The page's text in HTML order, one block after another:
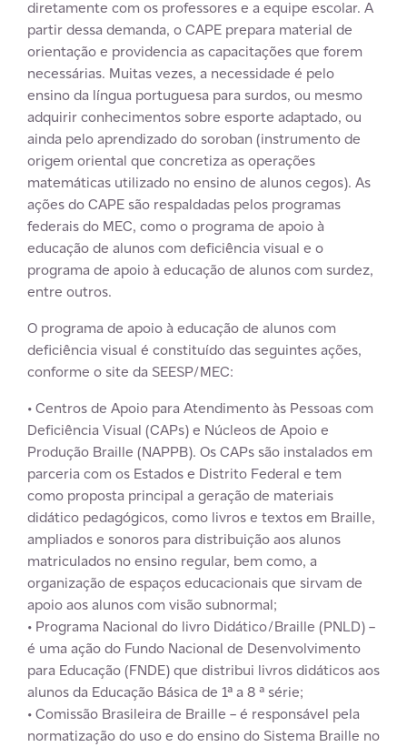
diretamente com os professores e a equipe escolar. A
partir dessa demanda, o CAPE prepara material de
orientação e providencia as capacitações que forem
necessárias. Muitas vezes, a necessidade é pelo
ensino da língua portuguesa para surdos, ou mesmo
adquirir conhecimentos sobre esporte adaptado, ou
ainda pelo aprendizado do soroban (instrumento de
origem oriental que concretiza as operações
matemáticas utilizado no ensino de alunos cegos). As
ações do CAPE são respaldadas pelos programas
federais do MEC, como o programa de apoio à
educação de alunos com deficiência visual e o
programa de apoio à educação de alunos com surdez,
entre outros.
O programa de apoio à educação de alunos com
deficiência visual é constituído das seguintes ações,
conforme o site da SEESP/MEC:
•Centros de Apoio para Atendimento às Pessoas com
Deficiência Visual (CAPs) e Núcleos de Apoio e
Produção Braille (NAPPB). Os CAPs são instalados em
parceria com os Estados e Distrito Federal e tem
como proposta principal a geração de materiais
didático pedagógicos, como livros e textos em Braille,
ampliados e sonoros para distribuição aos alunos
matriculados no ensino regular, bem como, a
organização de espaços educacionais que sirvam de
apoio aos alunos com visão subnormal;
• Programa Nacional do livro Didático/Braille (PNLD) –
é uma ação do Fundo Nacional de Desenvolvimento
para Educação (FNDE) que distribui livros didáticos aos
alunos da Educação Básica de 1ª a 8 ª série;
• Comissão Brasileira de Braille –é responsável pela
normatização do uso e do ensino do Sistema Braille no